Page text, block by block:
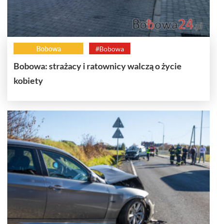
Bobowa #Bobowa
Bobowa: strażacy i ratownicy walczą o życie
kobiety